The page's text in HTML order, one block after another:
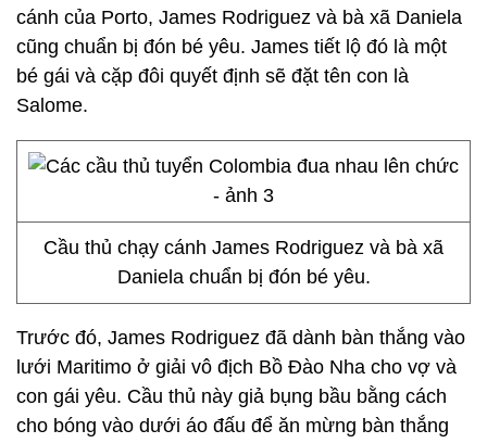
cánh của Porto, James Rodriguez và bà xã Daniela
cũng chuẩn bị đón bé yêu. James tiết lộ đó là một
bé gái và cặp đôi quyết định sẽ đặt tên con là
Salome.
Cầu thủ chạy cánh James Rodriguez và bà xã
Daniela chuẩn bị đón bé yêu.
Trước đó, James Rodriguez đã dành bàn thắng vào
lưới Maritimo ở giải vô địch Bồ Đào Nha cho vợ và
con gái yêu. Cầu thủ này giả bụng bầu bằng cách
cho bóng vào dưới áo đấu để ăn mừng bàn thắng